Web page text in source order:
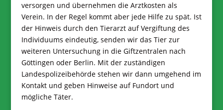
versorgen und übernehmen die Arztkosten als
Verein. In der Regel kommt aber jede Hilfe zu spät. Ist
der Hinweis durch den Tierarzt auf Vergiftung des
Individuums eindeutig, senden wir das Tier zur
weiteren Untersuchung in die Giftzentralen nach
Göttingen oder Berlin. Mit der zuständigen
Landespolizeibehörde stehen wir dann umgehend im
Kontakt und geben Hinweise auf Fundort und
mögliche Täter.